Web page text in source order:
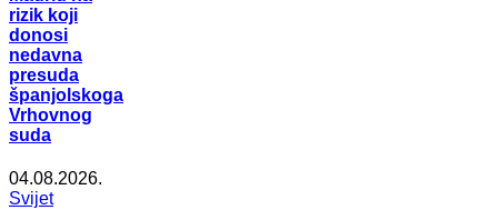
rizik koji
donosi
nedavna
presuda
španjolskoga
Vrhovnog
suda
04.08.2026.
Svijet